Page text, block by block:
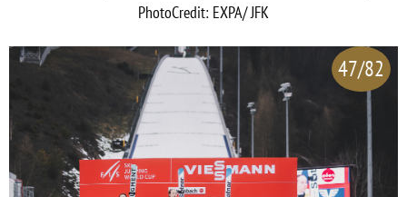
PhotoCredit: EXPA/ JFK
47/82